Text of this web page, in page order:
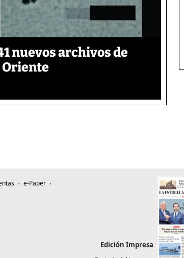
nuevos archivos de
Oriente
e-Paper
Edición Impresa